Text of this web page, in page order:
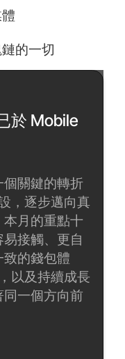
的一切
於 Mobile
關鍵的轉折
，逐步邁向真
月的重點十
接觸、更自
的錢包體
以及持續成長
一個方向前